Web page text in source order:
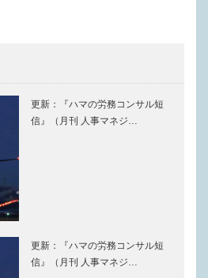
更新：『ハマの労務コンサル短
信』（月刊 人事マネジ…
更新：『ハマの労務コンサル短
信』（月刊 人事マネジ…